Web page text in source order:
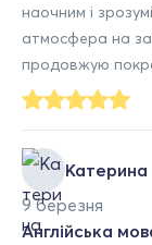
наочним і
атмосфера на
продовжую
Катерина
9 березня
Англійська